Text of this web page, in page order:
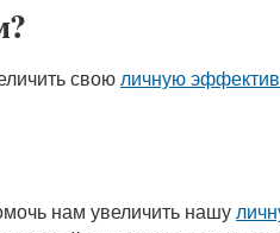
своюличную
нам увеличить нашу